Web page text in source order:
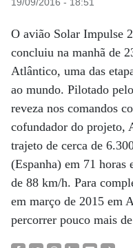
O avião Solar Impulse
concluiu na manhã de
Atlântico, uma das
ao mundo. Pilotado
reveza nos comandos
cofundador do projeto,
trajeto de cerca de
(Espanha) em 71 horas
de 88 km/h. Para
em março de 2015 em
percorrer pouco mais